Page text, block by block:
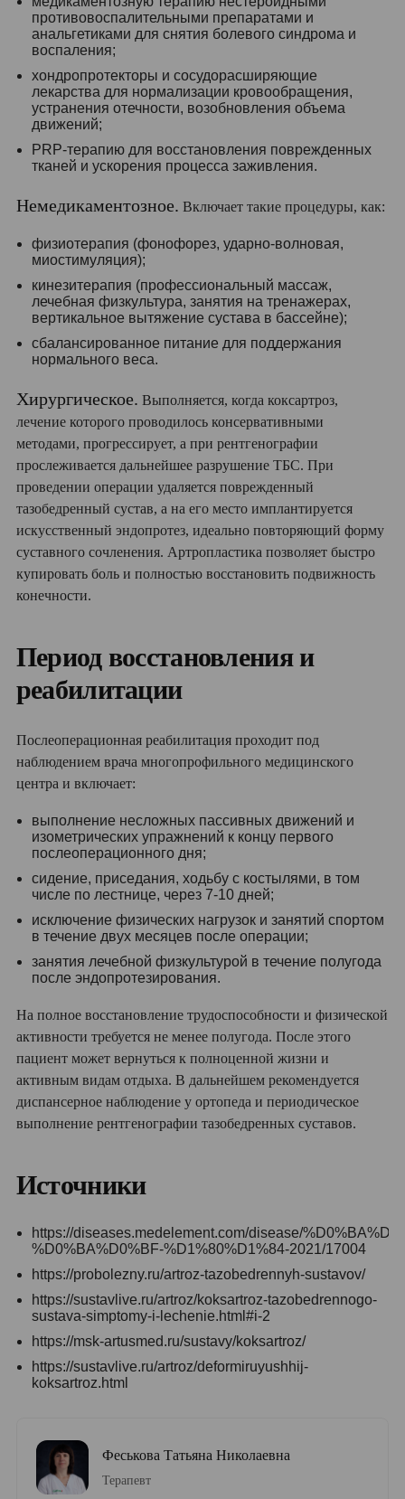
противовоспалительными препаратами и
анальгетиками для снятия болевого синдрома и
воспаления;
хондропротекторы и сосудорасширяющие
лекарства для нормализации кровообращения,
устранения отечности, возобновления объема
движений;
PRP-терапию для восстановления поврежденных
тканей и ускорения процесса заживления.
Немедикаментозное. Включает такие процедуры, как:
физиотерапия (фонофорез, ударно-волновая,
миостимуляция);
кинезитерапия (профессиональный массаж,
лечебная физкультура, занятия на тренажерах,
вертикальное вытяжение сустава в бассейне);
сбалансированное питание для поддержания
нормального веса.
Хирургическое. Выполняется, когда коксартроз,
лечение которого проводилось консервативными
методами, прогрессирует, а при рентгенографии
прослеживается дальнейшее разрушение ТБС. При
проведении операции удаляется поврежденный
тазобедренный сустав, а на его место имплантируется
искусственный эндопротез, идеально повторяющий форму
суставного сочленения. Артропластика позволяет быстро
купировать боль и полностью восстановить подвижность
конечности.
Период восстановления и
реабилитации
Послеоперационная реабилитация проходит под
наблюдением врача многопрофильного медицинского
центра и включает:
выполнение несложных пассивных движений и
изометрических упражнений к концу первого
послеоперационного дня;
сидение, приседания, ходьбу с костылями, в том
числе по лестнице, через 7-10 дней;
исключение физических нагрузок и занятий спортом
в течение двух месяцев после операции;
занятия лечебной физкультурой в течение полугода
после эндопротезирования.
На полное восстановление трудоспособности и физической
активности требуется не менее полугода. После этого
пациент может вернуться к полноценной жизни и
активным видам отдыха. В дальнейшем рекомендуется
диспансерное наблюдение у ортопеда и периодическое
выполнение рентгенографии тазобедренных суставов.
Источники
https://diseases.medelement.com/disease/
%D0%BA%D0%BF-%D1%80%D1%84-2021/17004
https://probolezny.ru/artroz-tazobedrennyh-sustavov/
https://sustavlive.ru/artroz/koksartroz-tazobedrennogo-
sustava-simptomy-i-lechenie.html#i-2
https://msk-artusmed.ru/sustavy/koksartroz/
https://sustavlive.ru/artroz/deformiruyushhij-
koksartroz.html
Феськова Татьяна Николаевна
Терапевт